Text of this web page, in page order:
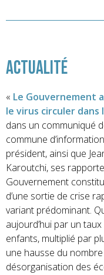
Actualité
« Le Gouvernement
le virus circuler dans
dans un communiqué
commune
président, ainsi que
Karoutchi, ses
Gouvernement
d’une sortie de crise
variant prédominant.
aujourd’hui par un
enfants, multiplié par
une hausse du
désorganisation des